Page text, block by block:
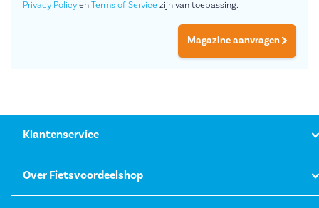
Privacy PolicyenTerms of Service zijn van toepassing.
Magazine aanvragen
Klantenservice
Over Fietsvoordeelshop